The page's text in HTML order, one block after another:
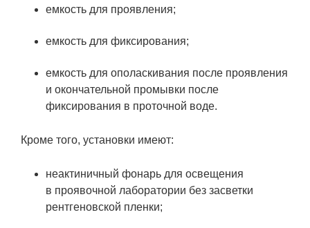
емкость для проявления;
емкость для фиксирования;
емкость для ополаскивания после проявления
и окончательной промывки после
фиксирования в проточной воде.
Кроме того, установки имеют:
неактиничный фонарь для освещения
в проявочной лаборатории без засветки
рентгеновской пленки;